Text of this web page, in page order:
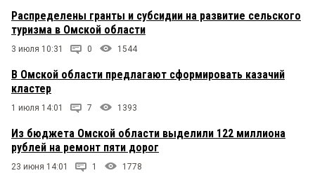
Распределены гранты и субсидии на развитие сельского
туризма в Омской области
3 июля 10:31 0 1544
В Омской области предлагают сформировать казачий
кластер
1 июля 14:01 7 1393
Из бюджета Омской области выделили 122 миллиона
рублей на ремонт пяти дорог
23 июня 14:01 1 1778